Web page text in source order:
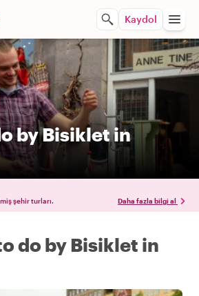
Kaydol
by Bisiklet in
şehir turları. Daha fazla bilgi al
do by Bisiklet in